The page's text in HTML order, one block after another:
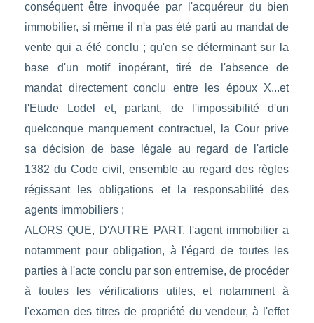
conséquent être invoquée par l'acquéreur du bien
immobilier, si même il n'a pas été parti au mandat de
vente qui a été conclu ; qu'en se déterminant sur la
base d'un motif inopérant, tiré de l'absence de
mandat directement conclu entre les époux X...et
l'Etude Lodel et, partant, de l'impossibilité d'un
quelconque manquement contractuel, la Cour prive
sa décision de base légale au regard de l'article
1382 du Code civil, ensemble au regard des règles
régissant les obligations et la responsabilité des
agents immobiliers ;
ALORS QUE, D'AUTRE PART, l'agent immobilier a
notamment pour obligation, à l'égard de toutes les
parties à l'acte conclu par son entremise, de procéder
à toutes les vérifications utiles, et notamment à
l'examen des titres de propriété du vendeur, à l'effet